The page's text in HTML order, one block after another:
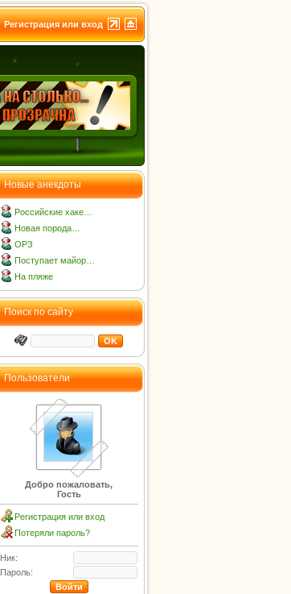
Регистрация или вход
Новые анекдоты
Российские хаке…
Новая порода…
ОРЗ
Поступает майор…
На пляже
Поиск по сайту
Пользователи
Добро пожаловать,
Гость
Регистрация или вход
Потеряли пароль?
Ник:
Пароль: